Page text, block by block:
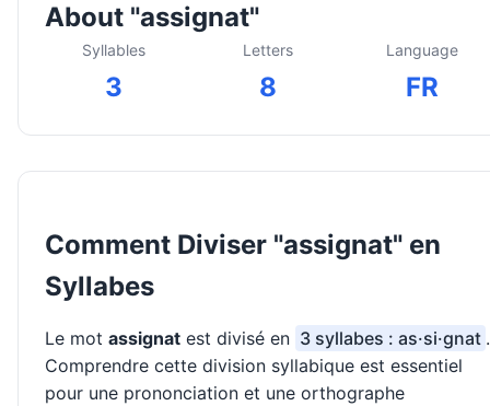
About "assignat"
Syllables
3
Letters
8
Language
FR
Comment Diviser "assignat" en
Syllabes
Le mot assignat est divisé en 3 syllabes : as·si·gnat .
Comprendre cette division syllabique est essentiel
pour une prononciation et une orthographe